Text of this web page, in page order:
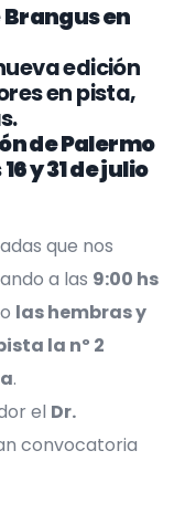
Brangus en
edición
en pista,
de Palermo
16 y 31 de julio
que nos
a las 9:00 hs
las hembras y
la nº 2
.
el Dr.
convocatoria